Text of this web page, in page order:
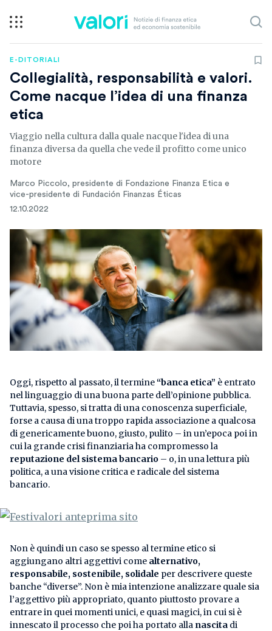
E-DITORIALI
Collegialità, responsabilità e valori.
Come nacque l’idea di una finanza
etica
Viaggio nella cultura dalla quale nacque l'idea di una
finanza diversa da quella che vede il profitto come unico
motore
Marco Piccolo, presidente di Fondazione Finanza Etica e
vice-presidente di Fundación Finanzas Éticas
12.10.2022
Oggi, rispetto al passato, il termine“banca etica” è entrato
nel linguaggio di una buona parte dell’opinione pubblica.
Tuttavia, spesso, si tratta di una conoscenza superficiale,
forse a causa di una troppo rapida associazione a qualcosa
di genericamente buono, giusto, pulito – in un’epoca poi in
cui la grande crisi finanziaria ha compromesso la
reputazione del sistema bancario – o, in una lettura più
politica, a una visione critica e radicale del sistema
bancario.
Non è quindi un caso se spesso al termine etico si
aggiungano altri aggettivi come alternativo,
responsabile, sostenibile, solidale per descrivere queste
banche “diverse”. Non è mia intenzione analizzare quale sia
l’aggettivo più appropriato, quanto piuttosto provare a
entrare in quei momenti unici, e quasi magici, in cui si è
innescato il processo che poi ha portato alla nascita di